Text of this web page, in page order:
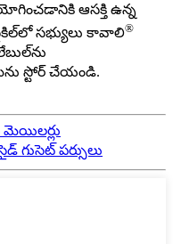
ఆసక్తి ఉన్న
సభ్యులు కావాలి®
స్టోర్ చేయండి.
గుసెట్ పర్సులు